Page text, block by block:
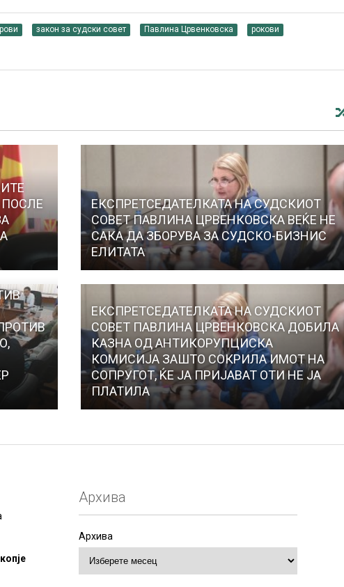
закон за судски совет Павлина Црвенковска рокови
ЕКСПРЕТСЕДАТЕЛКАТА НА СУДСКИОТ
СОВЕТ ПАВЛИНА ЦРВЕНКОВСКА ВЕЌЕ НЕ
САКА ДА ЗБОРУВА ЗА СУДСКО-БИЗНИС
ЕЛИТАТА
ЕКСПРЕТСЕДАТЕЛКАТА НА СУДСКИОТ
СОВЕТ ПАВЛИНА ЦРВЕНКОВСКА ДОБИЛА
КАЗНА ОД АНТИКОРУПЦИСКА
КОМИСИЈА ЗАШТО СОКРИЛА ИМОТ НА
СОПРУГОТ, ЌЕ ЈА ПРИЈАВАТ ОТИ НЕ ЈА
ПЛАТИЛА
Архива
Архива